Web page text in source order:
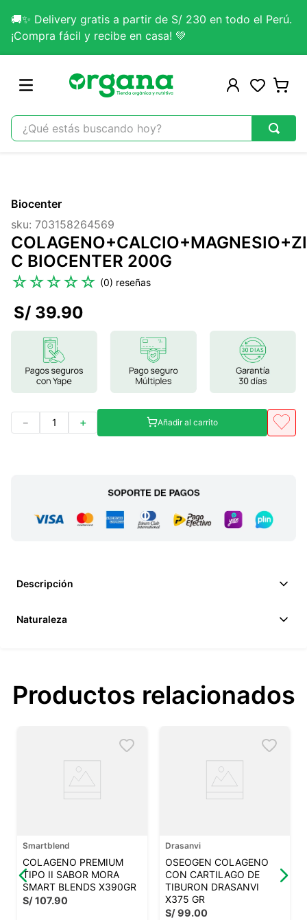
🚚✨ Delivery gratis a partir de S/ 230 en todo el Perú.
¡Compra fácil y recibe en casa! 💚
¿Qué estás buscando hoy?
2.
citrato magnesio
3.
colageno
4.
kefir
5 .
glicinato magnesio
magnesio
9.
stevia
Biocenter
sku: 703158264569
C BIOCENTER 200G
☆☆☆☆☆ (0)
S/ 39.90
＋
－ Añadir al carrito
Descripción
Naturaleza
Productos relacionados
Smartblend
COLAGENO PREMIUM
TIPO II SABOR MORA
SMART BLENDS X390GR
S/107.90
Drasanvi
OSEOGEN COLAGENO
CON CARTILAGO DE
TIBURON DRASANVI
X375 GR
S/99.00